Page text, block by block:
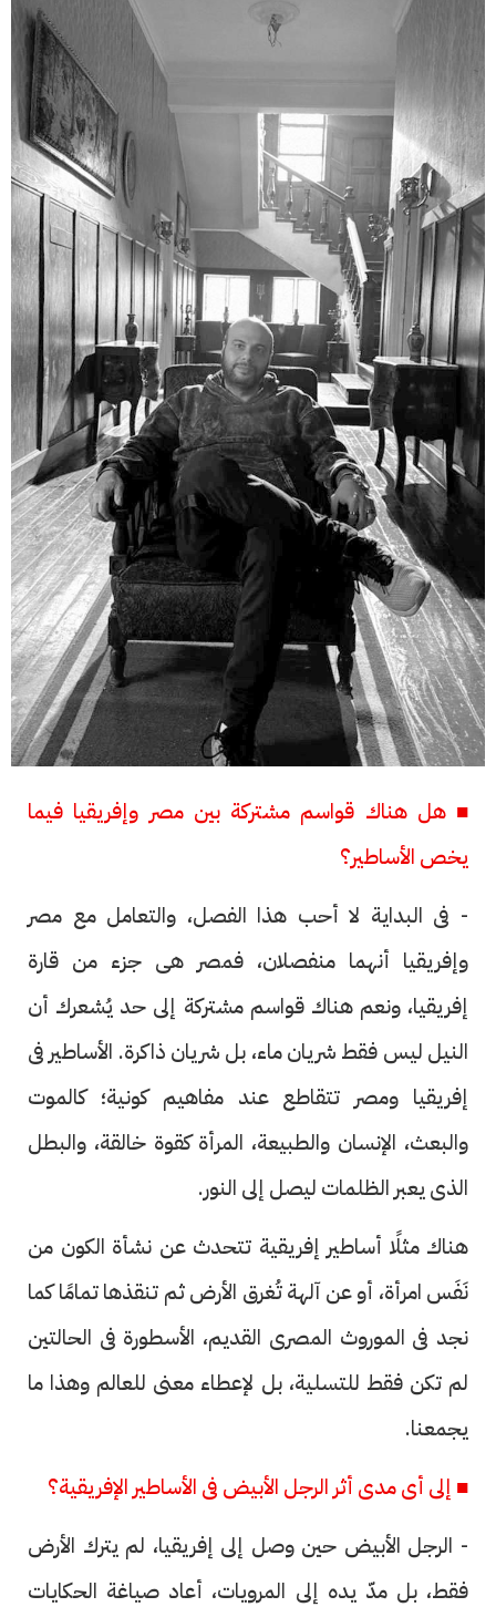
■ هل هناك قواسم مشتركة بين مصر وإفريقيا فيما
يخص الأساطير؟
- فى البداية لا أحب هذا الفصل، والتعامل مع مصر
وإفريقيا أنهما منفصلان، فمصر هى جزء من قارة
إفريقيا، ونعم هناك قواسم مشتركة إلى حد يُشعرك أن
النيل ليس فقط شريان ماء، بل شريان ذاكرة. الأساطير فى
إفريقيا ومصر تتقاطع عند مفاهيم كونية؛ كالموت
والبعث، الإنسان والطبيعة، المرأة كقوة خالقة، والبطل
الذى يعبر الظلمات ليصل إلى النور.
هناك مثلًا أساطير إفريقية تتحدث عن نشأة الكون من
نَفَس امرأة، أو عن آلهة تُغرق الأرض ثم تنقذها تمامًا كما
نجد فى الموروث المصرى القديم، الأسطورة فى الحالتين
لم تكن فقط للتسلية، بل لإعطاء معنى للعالم وهذا ما
يجمعنا.
■ إلى أى مدى أثر الرجل الأبيض فى الأساطير الإفريقية؟
- الرجل الأبيض حين وصل إلى إفريقيا، لم يترك الأرض
فقط، بل مدّ يده إلى المرويات، أعاد صياغة الحكايات